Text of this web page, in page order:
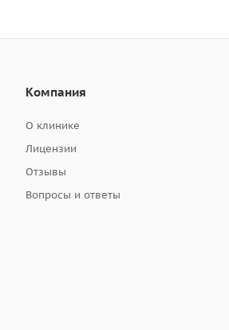
Компания
О клинике
Лицензии
Отзывы
Вопросы и ответы